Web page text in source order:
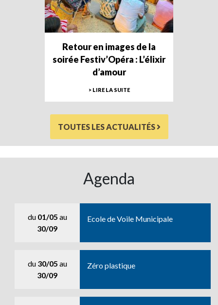
Retour en images de la
soirée Festiv’Opéra : L’élixir
d’amour
> LIRE LA SUITE
TOUTES LES ACTUALITÉS
Agenda
du 01/05 au
30/09
Ecole de Voile Municipale
du 30/05 au
30/09
Zéro plastique